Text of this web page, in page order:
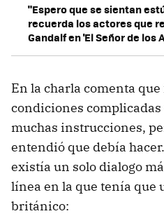
"Espero que se sientan
recuerda los actores que
Gandalf en 'El Señor de los
En la charla comenta
condiciones
muchas instrucciones,
entendió que debía
existía un solo dialogo
línea en la que tenía que
británico: